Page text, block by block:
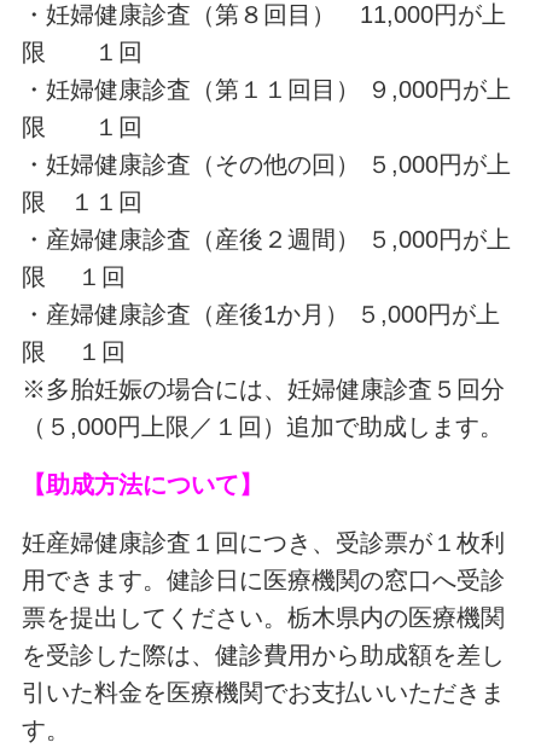
・妊婦健康診査（第８回目） 11,000円が上
限 １回
・妊婦健康診査（第１１回目） ９,000円が上
限 １回
・妊婦健康診査（その他の回） ５,000円が上
限 １１回
・産婦健康診査（産後２週間） ５,000円が上
限 １回
・産婦健康診査（産後1か月） ５,000円が上
限 １回
※多胎妊娠の場合には、妊婦健康診査５回分
（５,000円上限／１回）追加で助成します。
【助成方法について】
妊産婦健康診査１回につき、受診票が１枚利
用できます。健診日に医療機関の窓口へ受診
票を提出してください。栃木県内の医療機関
を受診した際は、健診費用から助成額を差し
引いた料金を医療機関でお支払いいただきま
す。